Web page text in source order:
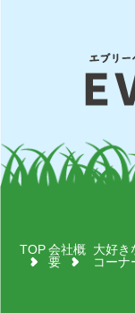
TOP 会社概
要
大好き
コーナ